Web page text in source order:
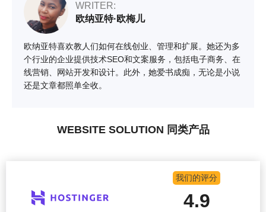
WRITER:
欧纳亚特·欧梅儿
欧纳亚特喜欢教人们如何在线创业、管理和扩展。她还为多
个行业的企业提供技术SEO和文案服务，包括电子商务、在
线营销、网站开发和设计。此外，她爱书成痴，无论是小说
还是文章都照单全收。
WEBSITE SOLUTION 同类产品
我们的评分
4.9